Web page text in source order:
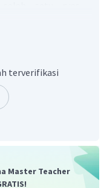
bergeser ke arah
kanan (produk)
maka
pergeseran
yang memiliki
seperti saat
terverifikasi
Master Teacher